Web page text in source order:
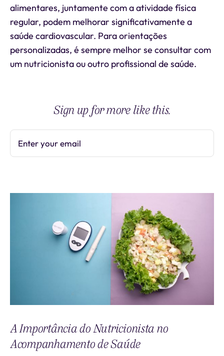
alimentares, juntamente com a atividade física
regular, podem melhorar significativamente a
saúde cardiovascular. Para orientações
personalizadas, é sempre melhor se consultar com
um nutricionista ou outro profissional de saúde.
Sign up for more like this.
Enter your email
A Importância do Nutricionista no
Acompanhamento de Saúde